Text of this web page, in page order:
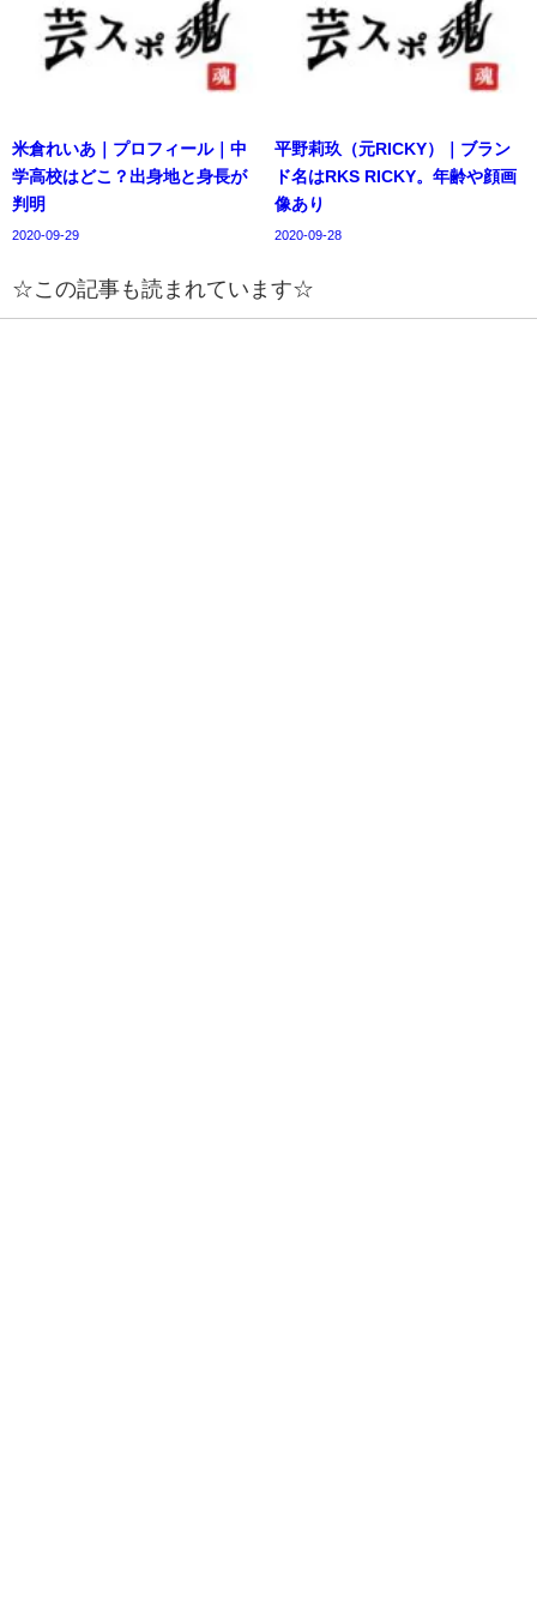
米倉れいあ｜プロフィール｜中
学高校はどこ？出身地と身長が
判明
2020-09-29
平野莉玖（元RICKY）｜ブラン
ド名はRKS RICKY。年齢や顔画
像あり
2020-09-28
☆この記事も読まれています☆